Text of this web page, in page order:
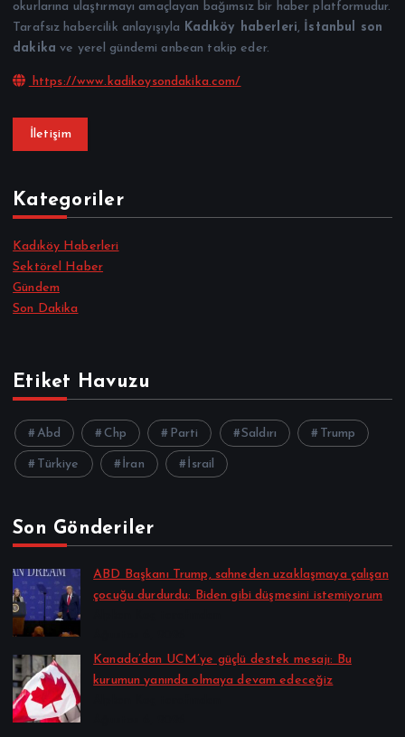
okurlarına ulaştırmayı amaçlayan bağımsız bir haber platformudur.
Tarafsız habercilik anlayışıyla Kadıköy haberleri,
İstanbul son
dakika ve yerel gündemi anbean takip eder.
https://www.kadikoysondakika.com/
İletişim
Kategoriler
Kadıköy Haberleri
Sektörel Haber
Gündem
Son Dakika
Etiket Havuzu
Abd Chp Parti Saldırı Trump
Türkiye İran İsrail
Son Gönderiler
ABD Başkanı Trump, sahneden uzaklaşmaya çalışan
çocuğu durdurdu: Biden gibi düşmesini istemiyorum
Kanada’dan UCM’ye güçlü destek mesajı: Bu
kurumun yanında olmaya devam edeceğiz